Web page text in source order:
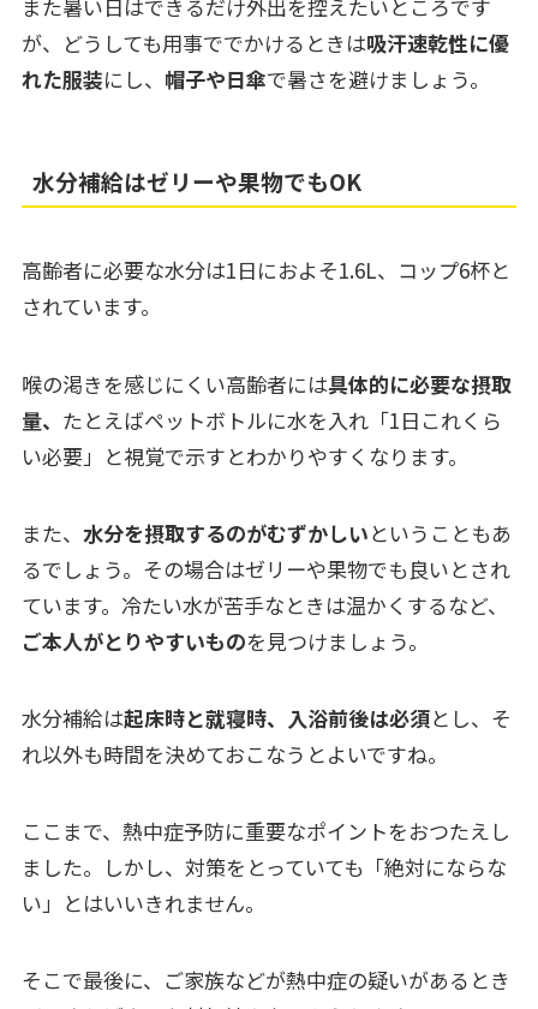
また暑い日はできるだけ外出を控えたいところです
が、どうしても用事ででかけるときは吸汗速乾性に優
れた服装にし、 帽子や日傘で暑さを避けましょう。
水分補給はゼリーや果物でもOK
高齢者に必要な水分は1日におよそ1.6L、コップ6杯と
されています。
喉の渇きを感じにくい高齢者には具体的に必要な摂取
量、 たとえばペットボトルに水を入れ「1日これくら
い必要」と視覚で示すとわかりやすくなります。
また、 水分を摂取するのがむずかしいということもあ
るでしょう。その場合はゼリーや果物でも良いとされ
ています。冷たい水が苦手なときは温かくするなど、
ご本人がとりやすいものを見つけましょう。
水分補給は起床時と就寝時、入浴前後は必須とし、そ
れ以外も時間を決めておこなうとよいですね。
ここまで、熱中症予防に重要なポイントをおつたえし
ました。しかし、対策をとっていても「絶対にならな
い」とはいいきれません。
そこで最後に、ご家族などが熱中症の疑いがあるとき